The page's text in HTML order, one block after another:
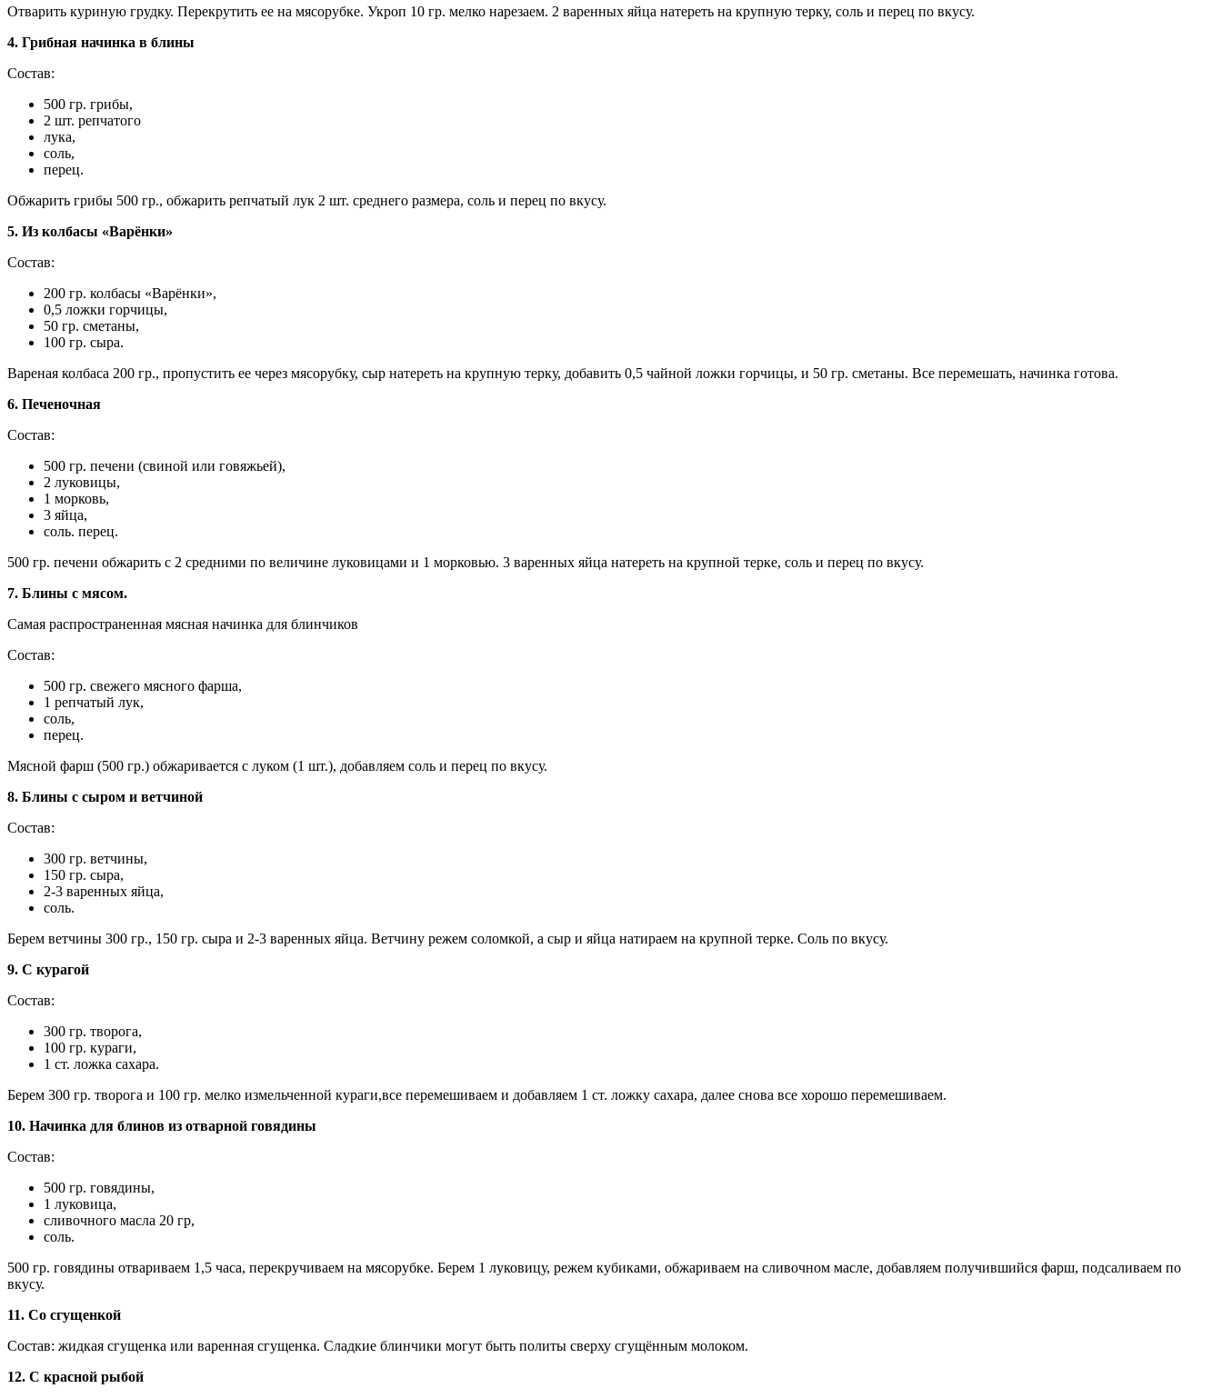
Отварить куриную грудку. Перекрутить ее на мясорубке. Укроп 10 гр. мелко нарезаем. 2 варенных яйца натереть на крупную терку, соль и перец по вкусу.
4. Грибная начинка в блины
Состав:
500 гр. грибы,
2 шт. репчатого
лука,
соль,
перец.
Обжарить грибы 500 гр., обжарить репчатый лук 2 шт. среднего размера, соль и перец по вкусу.
5. Из колбасы «Варёнки»
Состав:
200 гр. колбасы «Варёнки»,
0,5 ложки горчицы,
50 гр. сметаны,
100 гр. сыра.
Вареная колбаса 200 гр., пропустить ее через мясорубку, сыр натереть на крупную терку, добавить 0,5 чайной ложки горчицы, и 50 гр. сметаны. Все перемешать, начинка готова.
6. Печеночная
Состав:
500 гр. печени (свиной или говяжьей),
2 луковицы,
1 морковь,
3 яйца,
соль. перец.
500 гр. печени обжарить с 2 средними по величине луковицами и 1 морковью. 3 варенных яйца натереть на крупной терке, соль и перец по вкусу.
7. Блины с мясом.
Самая распространенная мясная начинка для блинчиков
Состав:
500 гр. свежего мясного фарша,
1 репчатый лук,
соль,
перец.
Мясной фарш (500 гр.) обжаривается с луком (1 шт.), добавляем соль и перец по вкусу.
8. Блины с сыром и ветчиной
Состав:
300 гр. ветчины,
150 гр. сыра,
2-3 варенных яйца,
соль.
Берем ветчины 300 гр., 150 гр. сыра и 2-3 варенных яйца. Ветчину режем соломкой, а сыр и яйца натираем на крупной терке. Соль по вкусу.
9. С курагой
Состав:
300 гр. творога,
100 гр. кураги,
1 ст. ложка сахара.
Берем 300 гр. творога и 100 гр. мелко измельченной кураги,все перемешиваем и добавляем 1 ст. ложку сахара, далее снова все хорошо перемешиваем.
10. Начинка для блинов из отварной говядины
Состав:
500 гр. говядины,
1 луковица,
сливочного масла 20 гр,
соль.
500 гр. говядины отвариваем 1,5 часа, перекручиваем на мясорубке. Берем 1 луковицу, режем кубиками, обжариваем на сливочном масле, добавляем получившийся фарш, подсаливаем по
вкусу.
11. Со сгущенкой
Состав: жидкая сгущенка или варенная сгущенка. Сладкие блинчики могут быть политы сверху сгущённым молоком.
12. С красной рыбой